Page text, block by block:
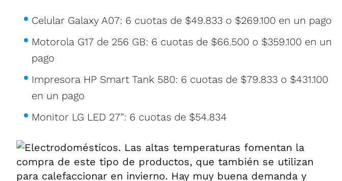
Celular Galaxy A07: 6 cuotas de $49.833 o $269.100 en un pago
Motorola G17 de 256 GB: 6 cuotas de $66.500 o $359.100 en un
pago
Impresora HP Smart Tank 580: 6 cuotas de $79.833 o $431.100
en un pago
Monitor LG LED 27”: 6 cuotas de $54.834